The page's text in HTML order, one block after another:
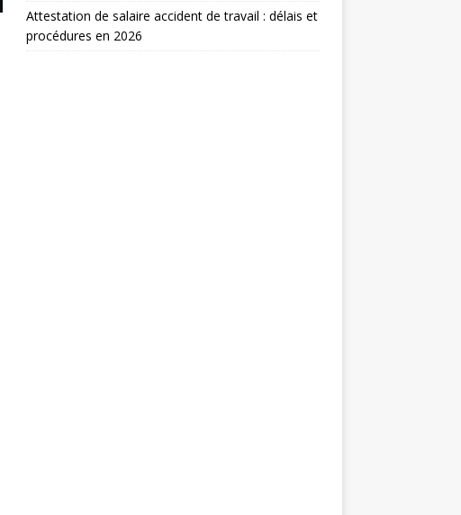
Attestation de salaire accident de travail : délais et
procédures en 2026